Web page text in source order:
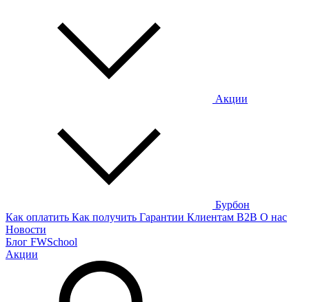
Акции
Бурбон
Как оплатить Как получить Гарантии Клиентам B2B О нас
Новости
Блог FWSchool
Акции